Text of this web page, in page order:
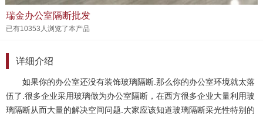
瑞金办公室隔断批发
已有10353人浏览了本产品
详细介绍
如果你的办公室还没有装饰玻璃隔断.那么你的办公室环境就太落
伍了.很多企业采用玻璃做为办公室隔断，在西方很多企业大量利用玻
璃隔断从而大量的解决空间问题.大家应该知道玻璃隔断采光性特别的